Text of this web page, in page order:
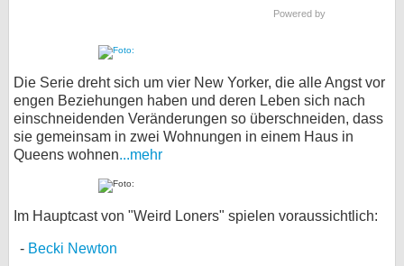
Powered by
Die Serie dreht sich um vier New Yorker, die alle Angst vor
engen Beziehungen haben und deren Leben sich nach
einschneidenden Veränderungen so überschneiden, dass
sie gemeinsam in zwei Wohnungen in einem Haus in
Queens wohnen...mehr
Im Hauptcast von "Weird Loners" spielen voraussichtlich:
Becki Newton